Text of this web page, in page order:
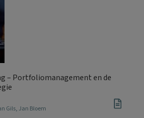
– Portfoliomanagement en de
Gils, Jan Bloem